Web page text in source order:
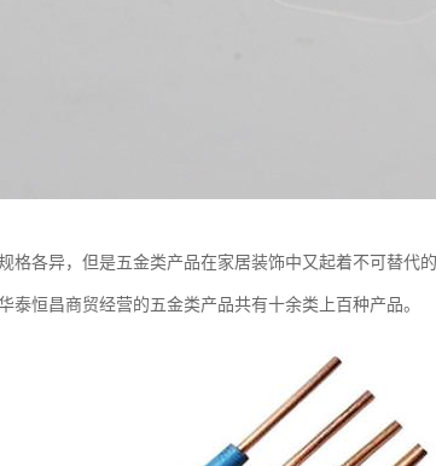
格各异，但是五金类产品在家居装饰中又起着不可替代
泰恒昌商贸经营的五金类产品共有十余类上百种产品。